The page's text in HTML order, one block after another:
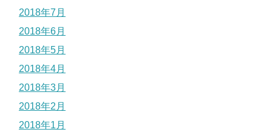
2018年7月
2018年6月
2018年5月
2018年4月
2018年3月
2018年2月
2018年1月